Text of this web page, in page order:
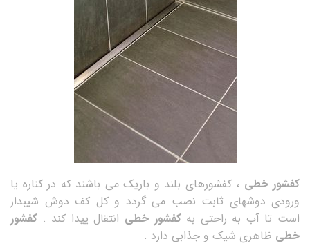
کفشور خطی ، کفشورهای بلند و باریک می باشند که در کناره یا
ورودی دوشهای ثابت نصب می گردد و کل کف دوش شیبدار
است تا آب به راحتی بهکفشور خطی انتقال پیدا کند . کفشور
خطی ظاهری شیک و جذابی دارد .